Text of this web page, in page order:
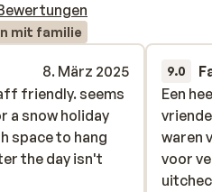
mit familie
8. März 2025
friendly. seems
a snow holiday
space to hang
the day isn't
friendly. seems
a snow holiday
space to hang
the day isn't
9.0
Een
waren
voor
Een
waren
voor